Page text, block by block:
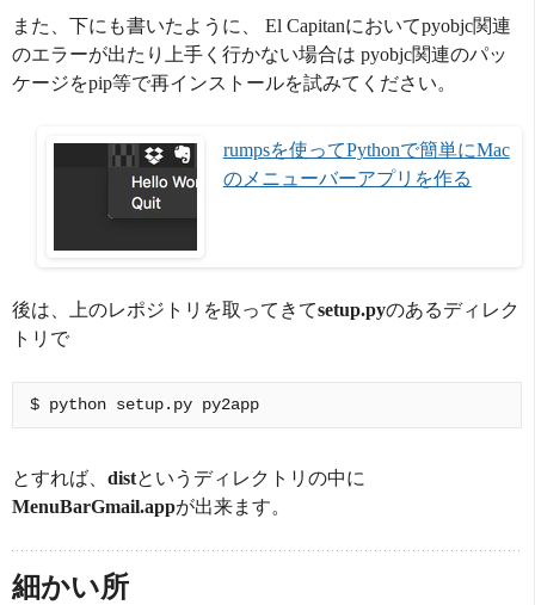
また、下にも書いたように、 El Capitanにおいてpyobjc関連
のエラーが出たり上手く行かない場合は pyobjc関連のパッ
ケージをpip等で再インストールを試みてください。
rumpsを使ってPythonで簡単にMac
のメニューバーアプリを作る
後は、上のレポジトリを取ってきてsetup.pyのあるディレク
トリで
とすれば、 distというディレクトリの中に
MenuBarGmail.appが出来ます。
細かい所